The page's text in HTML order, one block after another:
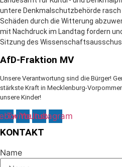
untere Denkmalschutzbehörde
Schäden durch die Witterung
mit Nachdruck im Landtag fordern
Sitzung des
AfD-Fraktion MV
Unsere Verantwortung sind die Bürger!
stärkste Kraft in Mecklenburg-
unsere Kinder!
TwitterYoutube
Instagram
KONTAKT
Name